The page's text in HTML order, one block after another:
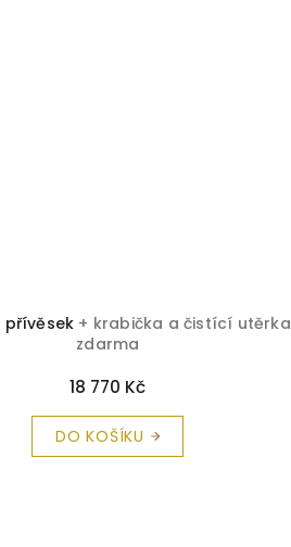
přívěsek + krabička a čistící utěrka
zdarma
18 770 Kč
DO KOŠÍKU